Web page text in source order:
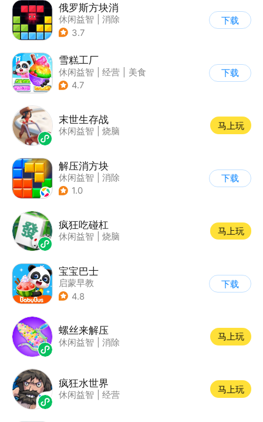
俄罗斯方块消
休闲益智
消除
| 俄罗斯方块
3.7
下载
雪糕工厂
休闲益智 经营
美食
| 宝宝巴士
4.7
下载
末世生存战
休闲益智 烧脑
马上玩
解压消方块
休闲益智
消除
1.0
下载
疯狂吃碰杠
休闲益智 烧脑
马上玩
宝宝巴士
启蒙早教
| 儿童益智游戏
4.8
下载
螺丝来解压
休闲益智 消除
马上玩
疯狂水世界
休闲益智 经营
马上玩